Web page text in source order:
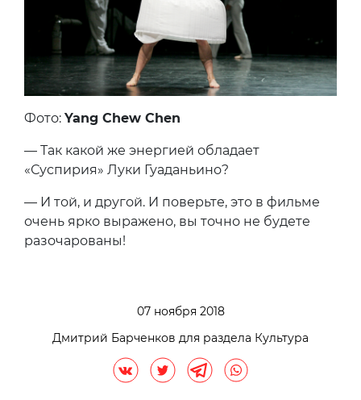
Фото: Yang Chew Chen
— Так какой же энергией обладает
«Суспирия» Луки Гуаданьино?
— И той, и другой. И поверьте, это в фильме
очень ярко выражено, вы точно не будете
разочарованы!
07 ноября 2018
Дмитрий Барченков для раздела Культура